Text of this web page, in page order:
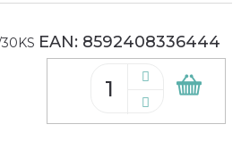
EAN: 8592408336444